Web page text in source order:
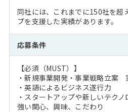
同社には、これまでに150社を超
プを支援した実績があります。
応募条件
【必須（MUST）】
・新規事業開発・事業戦略立案
・英語によるビジネス遂行力
・スタートアップや新しいテク
強い関心、興味、こだわり